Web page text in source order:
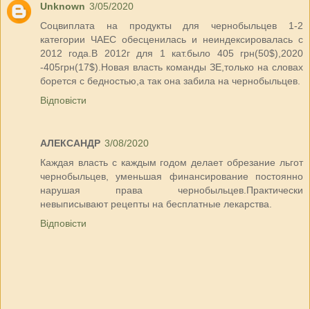
Unknown 3/05/2020
Соцвиплата на продукты для чернобыльцев 1-2
категории ЧАЕС обесценилась и неиндексировалась с
2012 года.В 2012г для 1 кат.было 405 грн(50$),2020
-405грн(17$).Новая власть команды ЗЕ,только на словах
борется с бедностью,а так она забила на чернобыльцев.
Відповісти
АЛЕКСАНДР 3/08/2020
Каждая власть с каждым годом делает обрезание льгот
чернобыльцев, уменьшая финансирование постоянно
нарушая права чернобыльцев.Практически
невыписывают рецепты на бесплатные лекарства.
Відповісти